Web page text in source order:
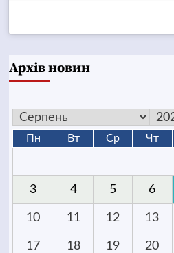
Архів новин
Пн Вт Ср Чт
3 4 5 6
10 11 12 13
17 18 19 20